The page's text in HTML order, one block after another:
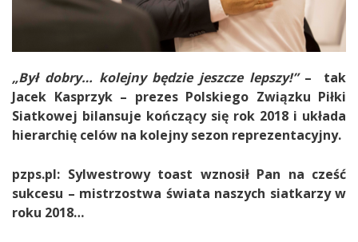
„Był dobry… kolejny będzie jeszcze lepszy!”– tak
Jacek Kasprzyk – prezes Polskiego Związku Piłki
Siatkowej bilansuje kończący się rok 2018 i układa
hierarchię celów na kolejny sezon reprezentacyjny.
pzps.pl: Sylwestrowy toast wznosił Pan na cześć
sukcesu – mistrzostwa świata naszych siatkarzy w
roku 2018…